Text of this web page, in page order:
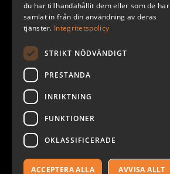
2026. ALL RIGHTS RESERVED.
POWERED BY EMPORI CMS
du har tillhandahållit dem eller som de har
samlat in från din användning av deras
tjänster. Integritetspolicy
STRIKT NÖDVÄNDIGT
PRESTANDA
INRIKTNING
FUNKTIONER
OKLASSIFICERADE
ACCEPTERA ALLA AVVISA ALLT